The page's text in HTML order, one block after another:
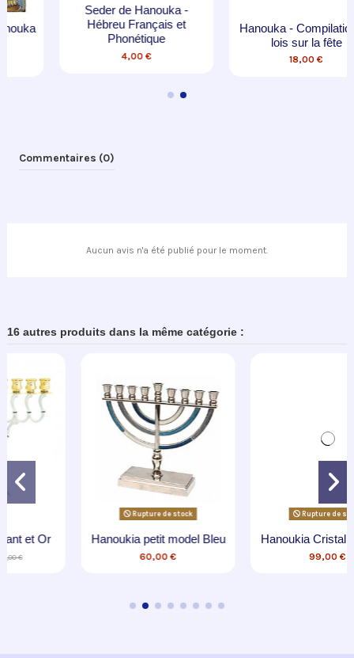
Hanouka - Compilation de
lois sur la fête
18,00 €
Seder de Hanouka -
Allumage des bougies
13,50 €
Commentaires (0)
Aucun avis n'a été publié pour le moment.
16 autres produits dans la même catégorie :
Rupture de stock
Hanoukia Cristal V Habad
99,00 €
Hanoukia Géante en